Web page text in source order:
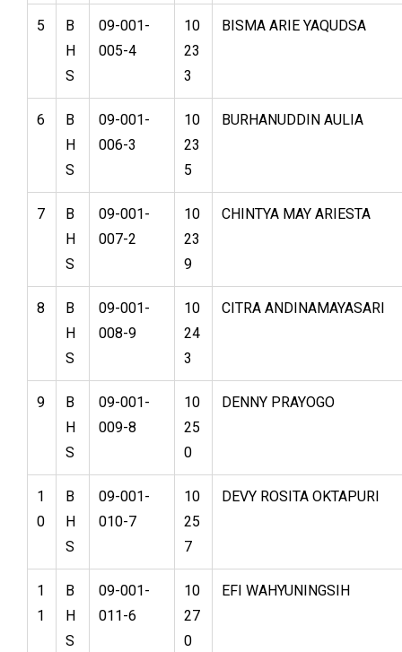
5
B
H
S
09-001-
005-4
10
23
3
BISMA ARIE YAQUDSA
6
B
H
S
09-001-
006-3
10
23
5
BURHANUDDIN AULIA
7
B
H
S
09-001-
007-2
10
23
9
CHINTYA MAY ARIESTA
8
B
H
S
09-001-
008-9
10
24
3
CITRA ANDINAMAYASARI
9
B
H
S
09-001-
009-8
10
25
0
DENNY PRAYOGO
1
0
B
H
S
09-001-
010-7
10
25
7
DEVY ROSITA OKTAPURI
1
1
B
H
S
09-001-
011-6
10
27
0
EFI WAHYUNINGSIH